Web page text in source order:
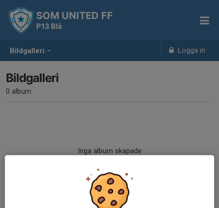
Bildgalleri Logga in
SOM UNITED FF
P13 Blå
Bildgalleri
0 album
Inga album skapade